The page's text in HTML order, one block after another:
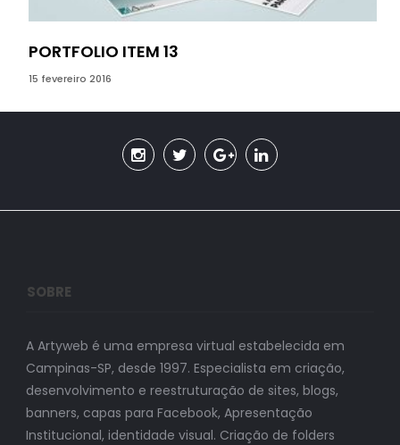
PORTFOLIO ITEM 13
15 fevereiro 2016
SOBRE
A Artyweb é uma empresa virtual estabelecida em
Campinas-SP, desde 1997. Especialista em criação,
desenvolvimento e reestruturação de sites, blogs,
banners, capas para Facebook, Apresentação
Institucional, identidade visual. Criação de folders